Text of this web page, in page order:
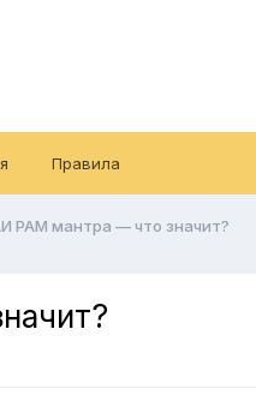
Правила
РАМ мантра — что значит?